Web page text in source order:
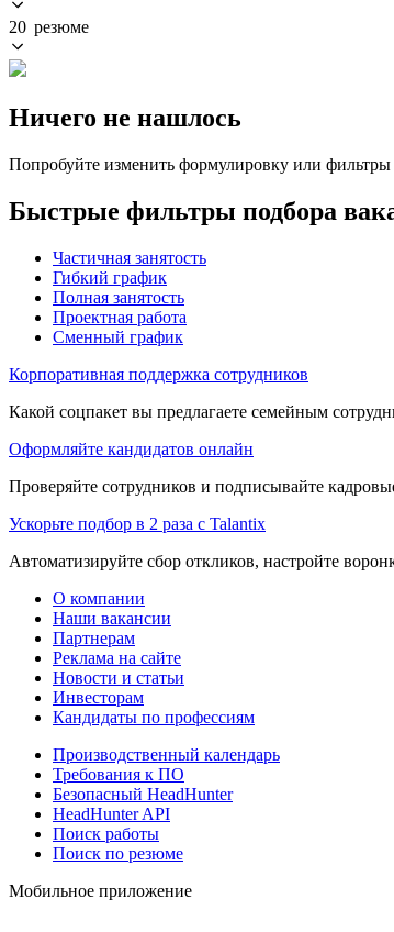
20 резюме
Ничего не нашлось
Попробуйте изменить формулировку или фильтры
Быстрые фильтры подбора
Частичная занятость
Гибкий график
Полная занятость
Проектная работа
Сменный график
Корпоративная поддержка сотрудников
Какой соцпакет вы предлагаете семейным
Оформляйте кандидатов онлайн
Проверяйте сотрудников и подписывайте
Ускорьте подбор в 2 раза с Talantix
Автоматизируйте сбор откликов, настройте
О компании
Наши вакансии
Партнерам
Реклама на сайте
Новости и статьи
Инвесторам
Кандидаты по профессиям
Производственный календарь
Требования к ПО
Безопасный HeadHunter
HeadHunter API
Поиск работы
Поиск по резюме
Мобильное приложение